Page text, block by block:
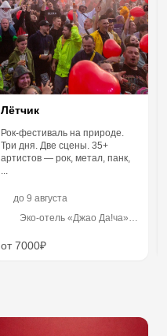
Лётчик
Рок-фестиваль на природе.
Три дня. Две сцены. 35+
артистов — рок, метал, панк,
...
до 9 августа
Эко-отель «Джао Да!ча»,
вблизи поселка
Ивановское
от 7000₽